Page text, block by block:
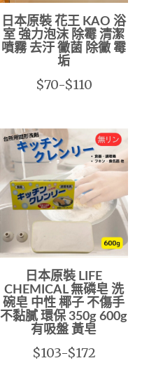
日本原裝 花王 KAO 浴
室 強力泡沫 除霉 清潔
噴霧 去汙 黴菌 除黴 霉
垢
$70-$110
日本原裝 LIFE
CHEMICAL 無磷皂 洗
碗皂 中性 椰子 不傷手
不黏膩 環保 350g 600g
有吸盤 黃皂
$103-$172